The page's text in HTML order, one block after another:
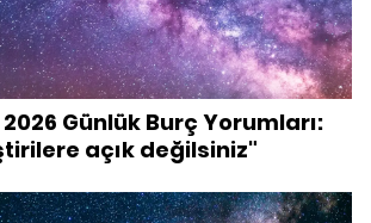
Günlük Burç Yorumları:
açık değilsiniz"